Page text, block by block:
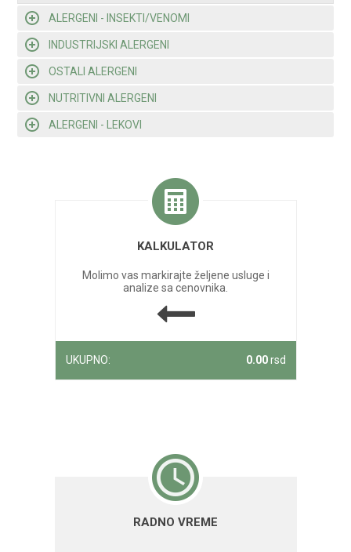
ALERGENI - INSEKTI/VENOMI
INDUSTRIJSKI ALERGENI
OSTALI ALERGENI
NUTRITIVNI ALERGENI
ALERGENI - LEKOVI
KALKULATOR
Molimo vas markirajte željene usluge i
analize sa cenovnika.
UKUPNO: 0.00rsd
RADNO VREME